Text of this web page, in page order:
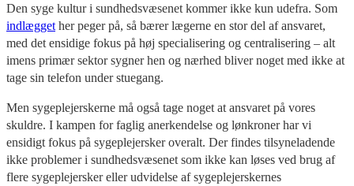
Den syge kultur i sundhedsvæsenet kommer ikke kun udefra. Som
indlægget her peger på, så bærer lægerne en stor del af ansvaret,
med det ensidige fokus på høj specialisering og centralisering – alt
imens primær sektor sygner hen og nærhed bliver noget med ikke at
tage sin telefon under stuegang.
Men sygeplejerskerne må også tage noget at ansvaret på vores
skuldre. I kampen for faglig anerkendelse og lønkroner har vi
ensidigt fokus på sygeplejersker overalt. Der findes tilsyneladende
ikke problemer i sundhedsvæsenet som ikke kan løses ved brug af
flere sygeplejersker eller udvidelse af sygeplejerskernes